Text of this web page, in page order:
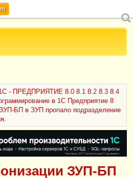
- ПРЕДПРИЯТИЕ 8.0 8.1 8.2 8.3 8.4
в 1С Предприятие 8
ЗУП-БП в ЗУП пропало подразделение
ЗУП-БП